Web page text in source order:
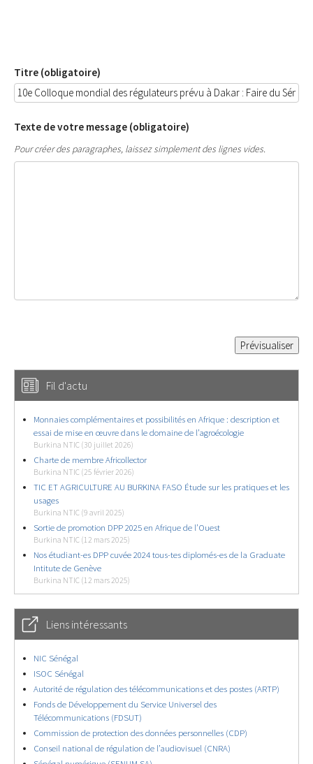
Titre (obligatoire)
Texte de votre message (obligatoire)
Pour créer des paragraphes, laissez simplement des lignes vides.
Fil d'actu
Monnaies complémentaires et possibilités en Afrique : description et
essai de mise en œuvre dans le domaine de l’agroécologie
Burkina NTIC (30 juillet 2026)
Charte de membre Africollector
Burkina NTIC (25 février 2026)
TIC ET AGRICULTURE AU BURKINA FASO Étude sur les pratiques et les
usages
Burkina NTIC (9 avril 2025)
Sortie de promotion DPP 2025 en Afrique de l’Ouest
Burkina NTIC (12 mars 2025)
Nos étudiant-es DPP cuvée 2024 tous-tes diplomés-es de la Graduate
Intitute de Genève
Burkina NTIC (12 mars 2025)
Liens intéressants
NIC Sénégal
ISOC Sénégal
Autorité de régulation des télécommunications et des postes (ARTP)
Fonds de Développement du Service Universel des
Télécommunications (FDSUT)
Commission de protection des données personnelles (CDP)
Conseil national de régulation de l’audiovisuel (CNRA)